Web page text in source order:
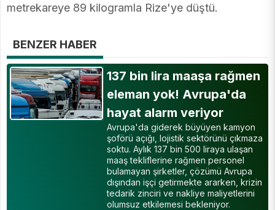
metrekareye 89 kilogramla Rize'ye düştü.
BENZER HABER
137 bin lira maaşa rağmen
eleman yok! Avrupa'da
hayat alarm veriyor
Avrupa'da giderek büyüyen kamyon
şoförü açığı, lojistik sektörünü çıkmaza
soktu. Aylık 137 bin 500 liraya ulaşan
maaş tekliflerine rağmen personel
bulamayan şirketler, çözümü Avrupa
dışından işçi getirmekte ararken, krizin
tedarik zinciri ve nakliye maliyetlerini
olumsuz etkilemesi bekleniyor.